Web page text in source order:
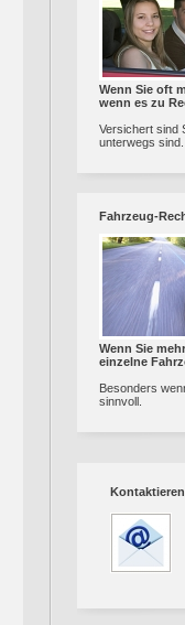
Wenn Sie oft
wenn es zu
Versichert sind
unterwegs sind.
Fahrzeug-
Wenn Sie
einzelne
Besonders
sinnvoll.